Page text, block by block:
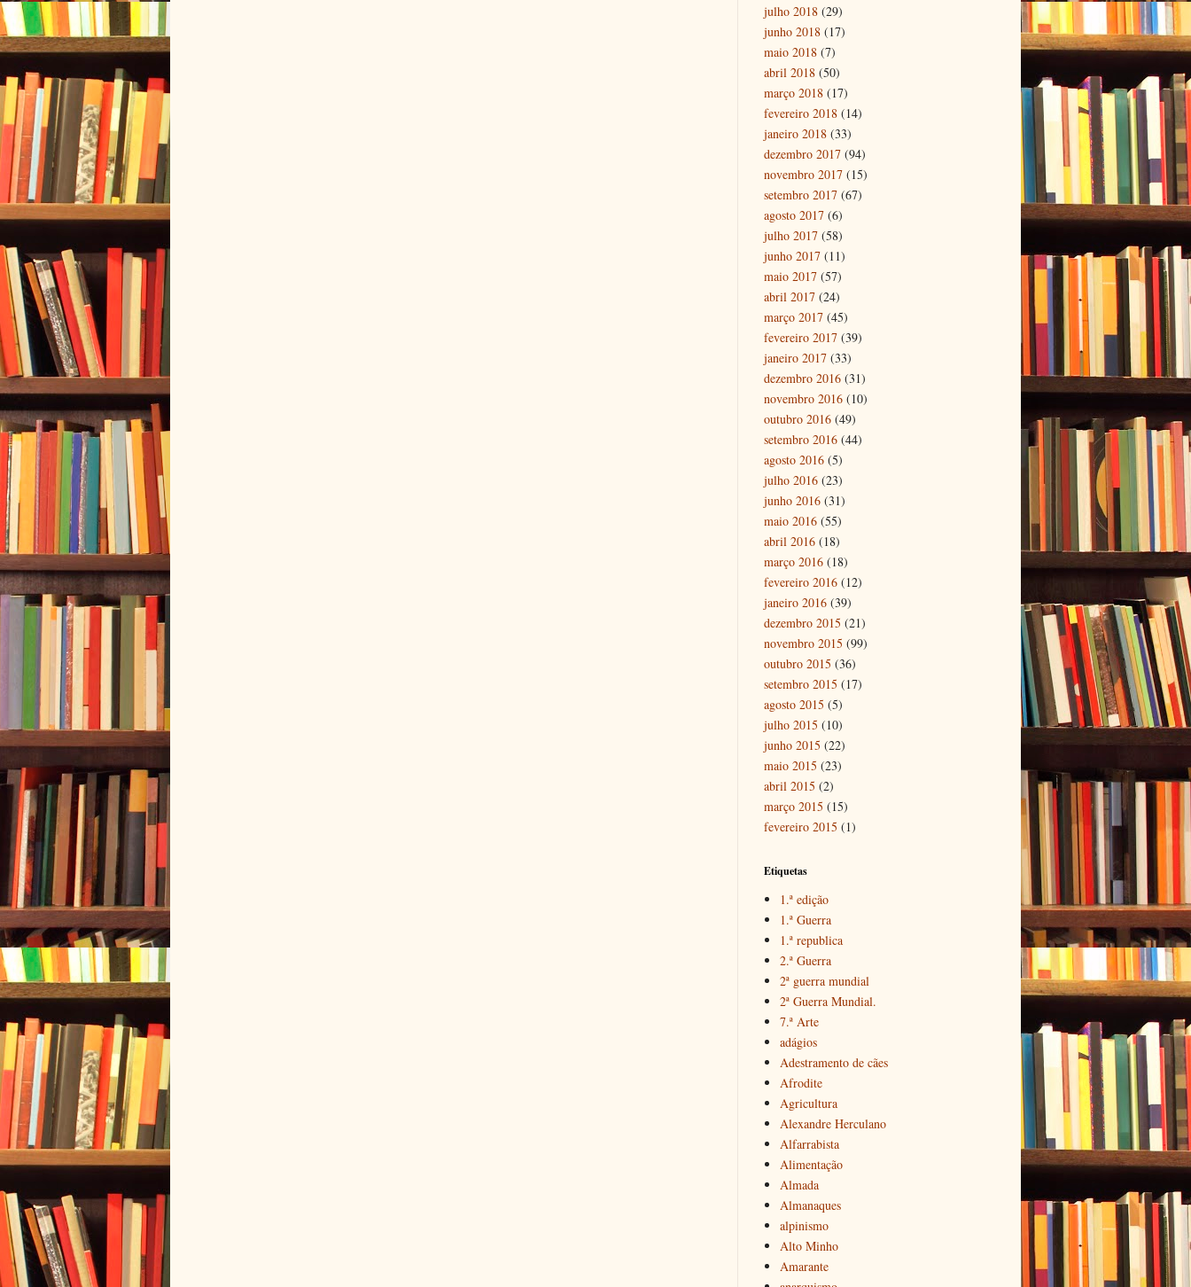
julho 2018 (29)
junho 2018 (17)
maio 2018 (7)
abril 2018 (50)
março 2018 (17)
fevereiro 2018 (14)
janeiro 2018 (33)
dezembro 2017 (94)
novembro 2017 (15)
setembro 2017 (67)
agosto 2017 (6)
julho 2017 (58)
junho 2017 (11)
maio 2017 (57)
abril 2017 (24)
março 2017 (45)
fevereiro 2017 (39)
janeiro 2017 (33)
dezembro 2016 (31)
novembro 2016 (10)
outubro 2016 (49)
setembro 2016 (44)
agosto 2016 (5)
julho 2016 (23)
junho 2016 (31)
maio 2016 (55)
abril 2016 (18)
março 2016 (18)
fevereiro 2016 (12)
janeiro 2016 (39)
dezembro 2015 (21)
novembro 2015 (99)
outubro 2015 (36)
setembro 2015 (17)
agosto 2015 (5)
julho 2015 (10)
junho 2015 (22)
maio 2015 (23)
abril 2015 (2)
março 2015 (15)
fevereiro 2015 (1)
Etiquetas
1.ª edição
1.ª Guerra
1.ª republica
2.ª Guerra
2ª guerra mundial
2ª Guerra Mundial.
7.ª Arte
adágios
Adestramento de cães
Afrodite
Agricultura
Alexandre Herculano
Alfarrabista
Alimentação
Almada
Almanaques
alpinismo
Alto Minho
Amarante